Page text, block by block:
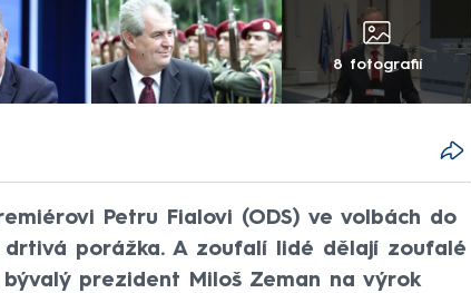
8 fotografií
Petru Fialovi (ODS) ve volbách do
drtivá porážka. A zoufalí lidé dělají zoufalé
prezident Miloš Zeman na výrok